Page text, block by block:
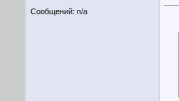
Сообщений: n/a